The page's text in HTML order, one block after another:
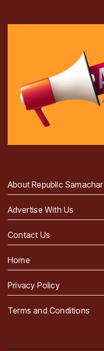
About Republic Samachar
Advertise With Us
Contact Us
Home
Privacy Policy
Terms and Conditions